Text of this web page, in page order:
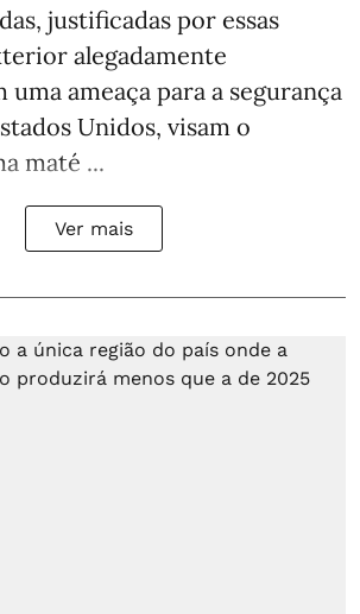
justificadas por essas
alegadamente
ameaça para a segurança
Unidos, visam o
maté ...
Ver mais